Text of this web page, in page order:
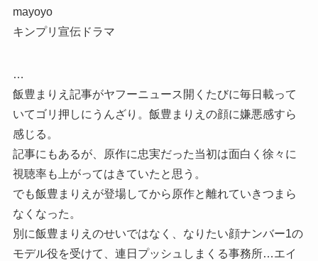
mayoyo
キンプリ宣伝ドラマ
…
飯豊まりえ記事がヤフーニュース開くたびに毎日載って
いてゴリ押しにうんざり。飯豊まりえの顔に嫌悪感すら
感じる。
記事にもあるが、原作に忠実だった当初は面白く徐々に
視聴率も上がってはきていたと思う。
でも飯豊まりえが登場してから原作と離れていきつまら
なくなった。
別に飯豊まりえのせいではなく、なりたい顔ナンバー1の
モデル役を受けて、連日プッシュしまくる事務所…エイ